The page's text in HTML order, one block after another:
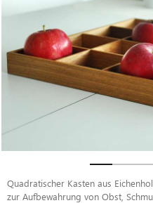
Quadratischer Kasten aus
zur Aufbewahrung von Obst,